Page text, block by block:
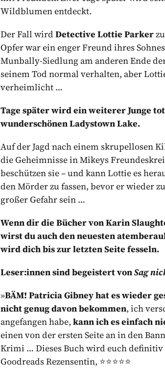
Wildblumen entdeckt.
Der Fall wirdDetective Lottie Parker
Opfer war ein enger Freund ihres
Munbally-Siedlung am anderen Ende
seinem Tod normal verhalten, aber
verheimlicht …
Tage später wird ein weiterer Junge
wunderschönen Ladystown Lake.
Auf der Jagd nach einem skrupellosen
die Geheimnisse in Mikeys
beschützen sie – und kann Lottie es
den Mörder zu fassen, bevor er wieder
großer Gefahr sein …
Wenn dir die Bücher von Karin
wirst du auch den neuesten
wird dich bis zur letzten Seite fesseln.
Leser:innen sind begeistert vonSag
»BÄM! Patricia Gibney hat es wieder
nicht genug davon bekommen, ich
angefangen habe,kann ich es einfach
einen von der ersten Seite an in den
Krimi … Dieses Buch wird euch
Goodreads Rezensentin, ⭐️⭐️⭐️⭐️⭐️